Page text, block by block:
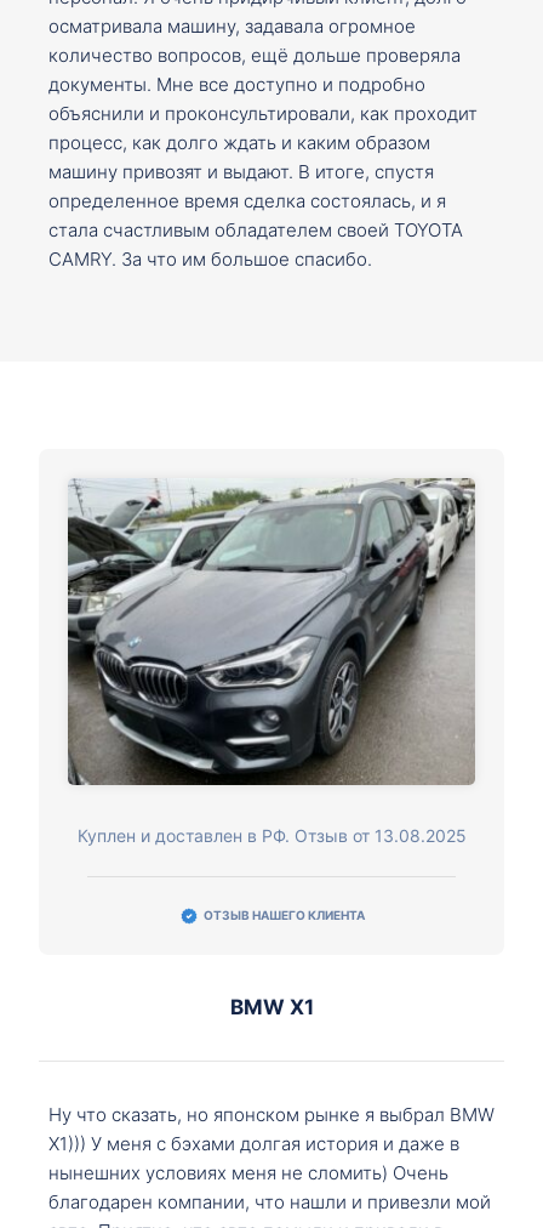
осматривала машину, задавала огромное
количество вопросов, ещё дольше проверяла
документы. Мне все доступно и подробно
объяснили и проконсультировали, как проходит
процесс, как долго ждать и каким образом
машину привозят и выдают. В итоге, спустя
определенное время сделка состоялась, и я
стала счастливым обладателем своей TOYOTA
CAMRY. За что им большое спасибо.
Куплен и доставлен в РФ. Отзыв от 13.08.2025
ОТЗЫВ НАШЕГО КЛИЕНТА
BMW X1
Ну что сказать, но японском рынке я выбрал BMW
X1))) У меня с бэхами долгая история и даже в
нынешних условиях меня не сломить) Очень
благодарен компании, что нашли и привезли мой